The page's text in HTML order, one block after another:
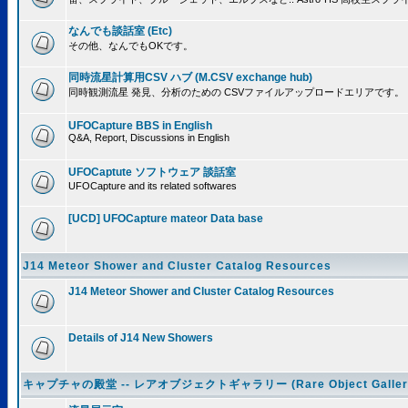
なんでも談話室 (Etc)
その他、なんでもOKです。
同時流星計算用CSV ハブ (M.CSV exchange hub)
同時観測流星 発見、分析のための CSVファイルアップロードエリアです。
UFOCapture BBS in English
Q&A, Report, Discussions in English
UFOCaptute ソフトウェア 談話室
UFOCapture and its related softwares
[UCD] UFOCapture mateor Data base
J14 Meteor Shower and Cluster Catalog Resources
J14 Meteor Shower and Cluster Catalog Resources
Details of J14 New Showers
キャプチャの殿堂 -- レアオブジェクトギャラリー (Rare Object